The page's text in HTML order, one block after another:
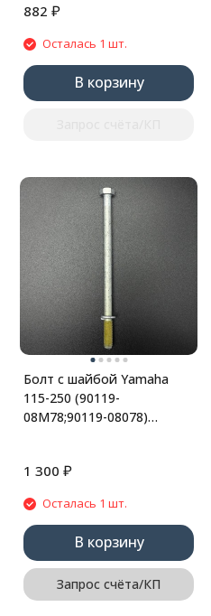
882 ₽
Осталась 1 шт.
В корзину
Болт с шайбой Yamaha
115-250 (90119-
08M78;90119-08078)
1 300 ₽
Осталась 1 шт.
В корзину
Запрос счёта/КП